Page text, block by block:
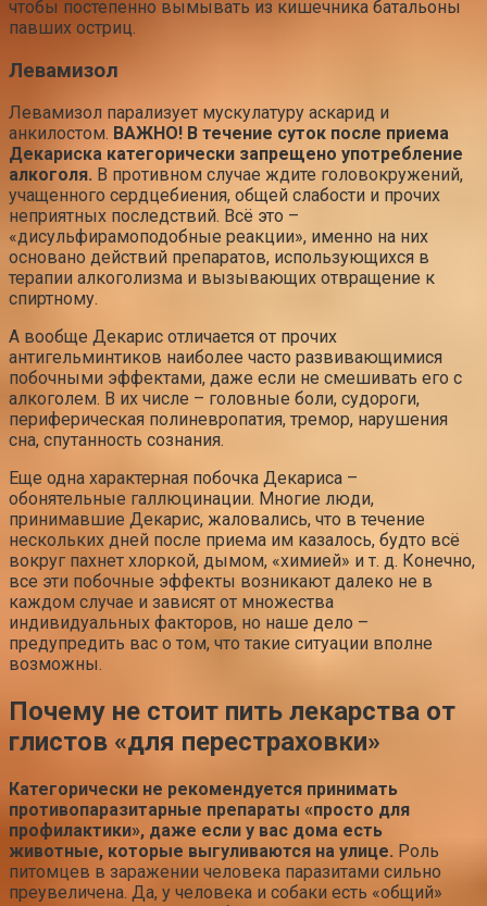
чтобы постепенно вымывать из кишечника батальоны
павших остриц.
Левамизол
Левамизол парализует мускулатуру аскарид и
анкилостом. ВАЖНО! В течение суток после приема
Декариска категорически запрещено употребление
алкоголя. В противном случае ждите головокружений,
учащенного сердцебиения, общей слабости и прочих
неприятных последствий. Всё это –
«дисульфирамоподобные реакции», именно на них
основано действий препаратов, использующихся в
терапии алкоголизма и вызывающих отвращение к
спиртному.
А вообще Декарис отличается от прочих
антигельминтиков наиболее часто развивающимися
побочными эффектами, даже если не смешивать его с
алкоголем. В их числе – головные боли, судороги,
периферическая полиневропатия, тремор, нарушения
сна, спутанность сознания.
Еще одна характерная побочка Декариса –
обонятельные галлюцинации. Многие люди,
принимавшие Декарис, жаловались, что в течение
нескольких дней после приема им казалось, будто всё
вокруг пахнет хлоркой, дымом, «химией» и т. д. Конечно,
все эти побочные эффекты возникают далеко не в
каждом случае и зависят от множества
индивидуальных факторов, но наше дело –
предупредить вас о том, что такие ситуации вполне
возможны.
Почему не стоит пить лекарства от
глистов «для перестраховки»
Категорически не рекомендуется принимать
противопаразитарные препараты «просто для
профилактики», даже если у вас дома есть
животные, которые выгуливаются на улице. Роль
питомцев в заражении человека паразитами сильно
преувеличена. Да, у человека и собаки есть «общий»